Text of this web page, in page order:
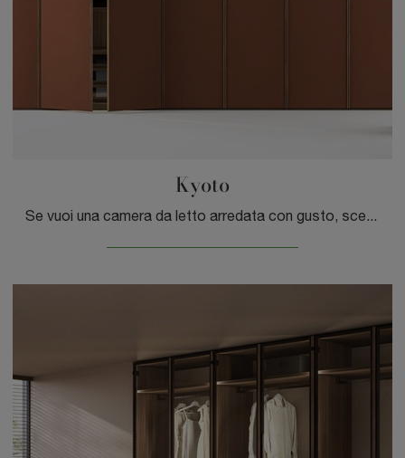
Kyoto
Se vuoi una camera da letto arredata con gusto, scegli l'armadio Kyoto con ante battenti di Tagliabue Mobili!